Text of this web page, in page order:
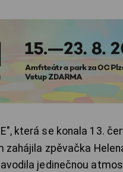
která se konala 13.
zahájila zpěvačka
jedinečnou